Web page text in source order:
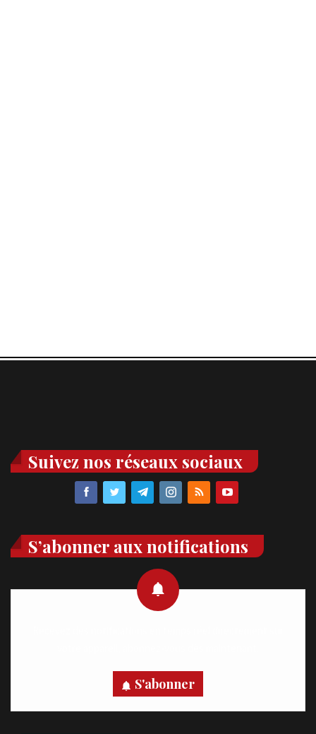
Suivez nos réseaux sociaux
S’abonner aux notifications
S'abonner